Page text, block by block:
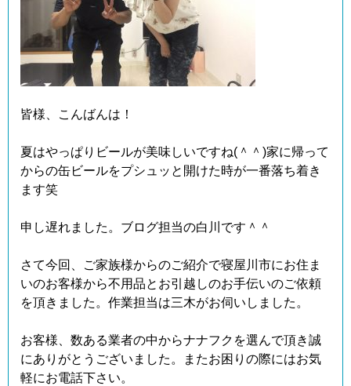
皆様、こんばんは！
夏はやっぱりビールが美味しいですね(＾＾)家に帰って
からの缶ビールをプシュッと開けた時が一番落ち着き
ます笑
申し遅れました。ブログ担当の白川です＾＾
さて今回、ご家族様からのご紹介で寝屋川市にお住ま
いのお客様から不用品とお引越しのお手伝いのご依頼
を頂きました。作業担当は三木がお伺いしました。
お客様、数ある業者の中からナナフクを選んで頂き誠
にありがとうございました。またお困りの際にはお気
軽にお電話下さい。